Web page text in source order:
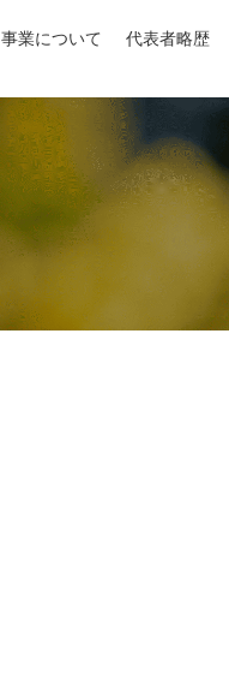
事業について 代表者略歴